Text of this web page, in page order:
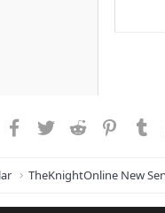
Facebook
TwitterReddit
TheKnightOnline New